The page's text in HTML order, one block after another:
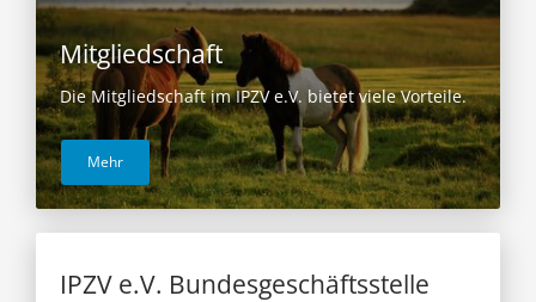
Mitgliedschaft
Die Mitgliedschaft im IPZV e.V. bietet viele Vorteile.
Mehr
IPZV e.V. Bundesgeschäftsstelle